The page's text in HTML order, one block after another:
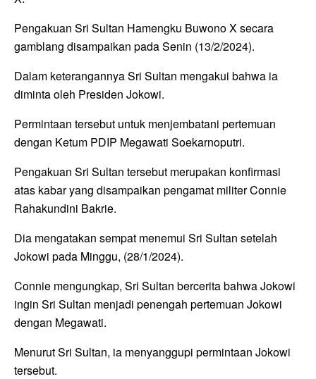
Pengakuan Sri Sultan Hamengku Buwono X secara
gamblang disampaikan pada Senin (13/2/2024).
Dalam keterangannya Sri Sultan mengakui bahwa ia
diminta oleh Presiden Jokowi.
Permintaan tersebut untuk menjembatani pertemuan
dengan Ketum PDIP Megawati Soekarnoputri.
Pengakuan Sri Sultan tersebut merupakan konfirmasi
atas kabar yang disampaikan pengamat militer Connie
Rahakundini Bakrie.
Dia mengatakan sempat menemui Sri Sultan setelah
Jokowi pada Minggu, (28/1/2024).
Connie mengungkap, Sri Sultan bercerita bahwa Jokowi
ingin Sri Sultan menjadi penengah pertemuan Jokowi
dengan Megawati.
Menurut Sri Sultan, ia menyanggupi permintaan Jokowi
tersebut.